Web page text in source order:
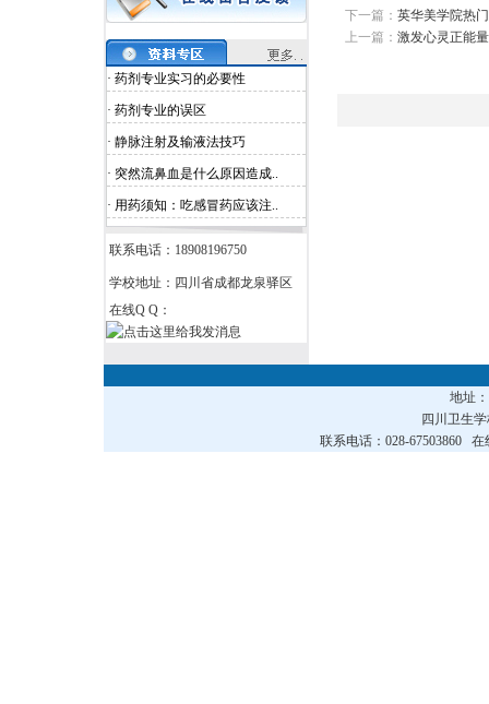
· 药剂专业实习的必要性
· 药剂专业的误区
· 静脉注射及输液法技巧
· 突然流鼻血是什么原因造成..
· 用药须知：吃感冒药应该注..
联系电话：18908196750
学校地址：四川省成都龙泉驿区
在线Q Q：
下一篇： 英华美学院热
上一篇： 激发心灵正能
地址
四川卫生
联系电话：028-67503860